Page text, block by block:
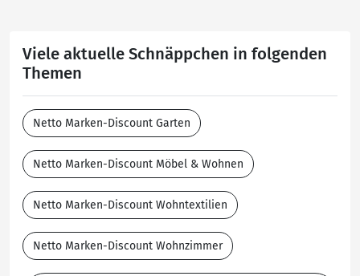
Viele aktuelle Schnäppchen in folgenden
Themen
Netto Marken-Discount Garten
Netto Marken-Discount Möbel & Wohnen
Netto Marken-Discount Wohntextilien
Netto Marken-Discount Wohnzimmer